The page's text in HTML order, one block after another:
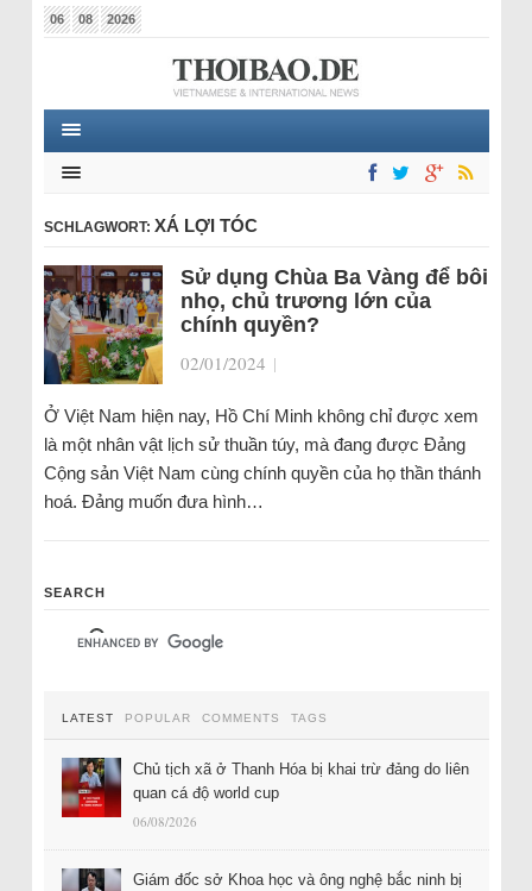
06 08 2026
SCHLAGWORT: XÁ LỢI TÓC
Sử dụng Chùa Ba Vàng để bôi
nhọ, chủ trương lớn của
chính quyền?
02/01/2024 |
Ở Việt Nam hiện nay, Hồ Chí Minh không chỉ được xem
là một nhân vật lịch sử thuần túy, mà đang được Đảng
Cộng sản Việt Nam cùng chính quyền của họ thần thánh
hoá. Đảng muốn đưa hình…
SEARCH
LATEST POPULAR COMMENTS TAGS
Chủ tịch xã ở Thanh Hóa bị khai trừ đảng do liên
quan cá độ world cup
06/08/2026
Giám đốc sở Khoa học và ông nghệ bắc ninh bị